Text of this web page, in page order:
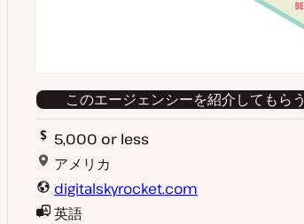
このエージェンシーを紹介してもらう
5,000 or less
アメリカ
digitalskyrocket.com
英語